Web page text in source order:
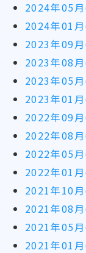
2024年05
2024年01
2023年09
2023年08
2023年05
2023年01
2022年09
2022年08
2022年05
2022年01
2021年10
2021年08
2021年05
2021年01